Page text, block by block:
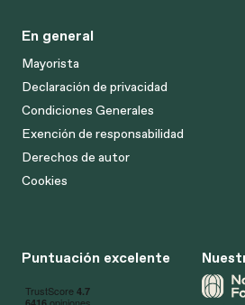
En general
Mayorista
Declaración de privacidad
Condiciones Generales
Exención de responsabilidad
Derechos de autor
Cookies
Puntuación excelente